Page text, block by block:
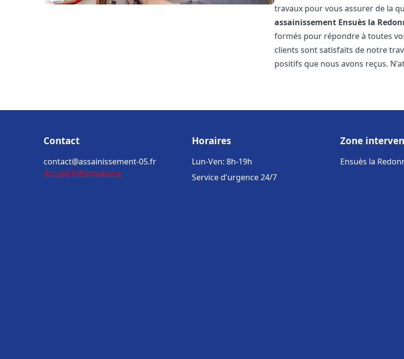
travaux pour vous assurer de la
assainissement Ensuès la
formés pour répondre à toutes
clients sont satisfaits de notre
positifs que nous avons reçus.
Contact
contact@assainissement-05.fr
Accueil Informations
Horaires
Lun-Ven: 8h-19h
Service d'urgence 24/7
Zone
Ensuès la